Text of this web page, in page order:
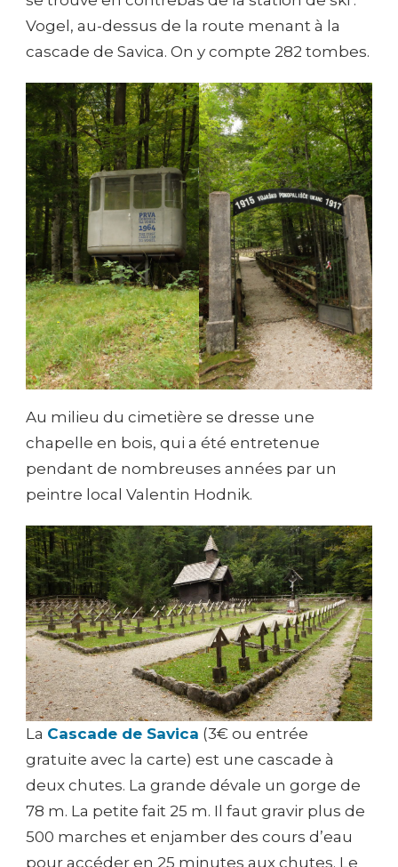
Vogel, au-dessus de la route menant à la
cascade de Savica. On y compte 282 tombes.
Au milieu du cimetière se dresse une
chapelle en bois, qui a été entretenue
pendant de nombreuses années par un
peintre local Valentin Hodnik.
La Cascade de Savica (3€ ou entrée
gratuite avec la carte) est une cascade à
deux chutes. La grande dévale un gorge de
78 m. La petite fait 25 m. Il faut gravir plus de
500 marches et enjamber des cours d’eau
pour accéder en 25 minutes aux chutes. Le